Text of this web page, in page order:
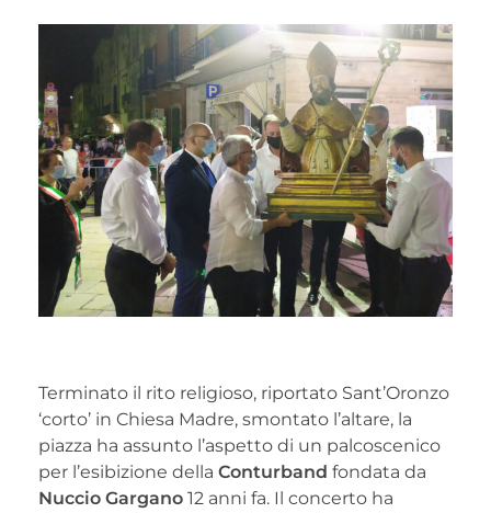
Terminato il rito religioso, riportato Sant’Oronzo
‘corto’ in Chiesa Madre, smontato l’altare, la
piazza ha assunto l’aspetto di un palcoscenico
per l’esibizione della Conturband fondata da
Nuccio Gargano 12 anni fa. Il concerto ha